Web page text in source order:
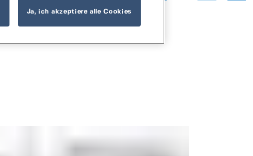
Ja, ich akzeptiere alle Cookies